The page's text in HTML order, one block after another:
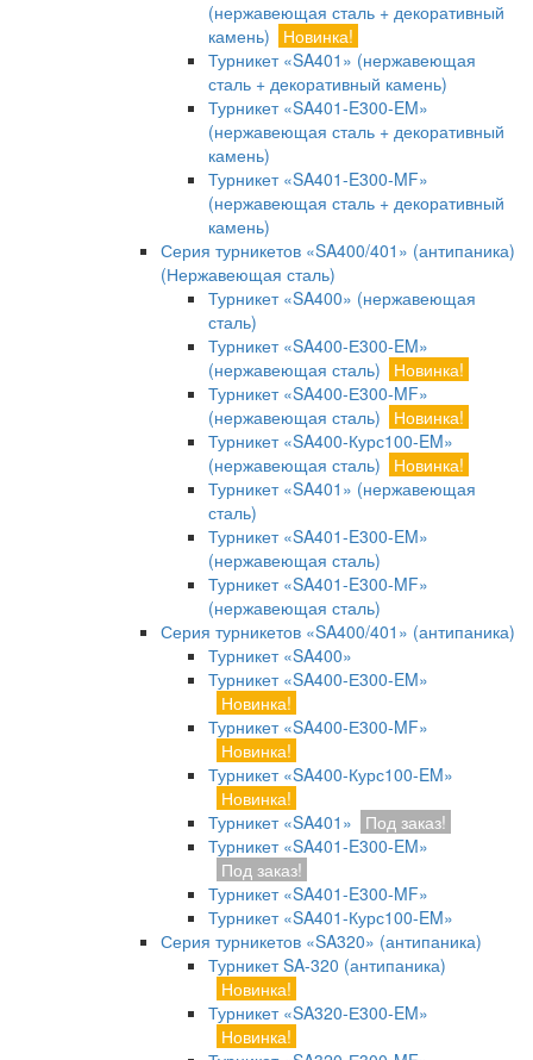
(нержавеющая сталь + декоративный
камень)
Новинка!
Турникет «SA401» (нержавеющая
сталь + декоративный камень)
Турникет «SA401-E300-EM»
(нержавеющая сталь + декоративный
камень)
Турникет «SA401-E300-MF»
(нержавеющая сталь + декоративный
камень)
Серия турникетов «SA400/401» (антипаника)
(Нержавеющая сталь)
Турникет «SA400» (нержавеющая
сталь)
Турникет «SA400-Е300-EM»
(нержавеющая сталь)
Новинка!
Турникет «SA400-Е300-MF»
(нержавеющая сталь)
Новинка!
Турникет «SA400-Курс100-EM»
(нержавеющая сталь)
Новинка!
Турникет «SA401» (нержавеющая
сталь)
Турникет «SA401-E300-EM»
(нержавеющая сталь)
Турникет «SA401-E300-MF»
(нержавеющая сталь)
Серия турникетов «SA400/401» (антипаника)
Турникет «SA400»
Турникет «SA400-Е300-EM»
Новинка!
Турникет «SA400-Е300-MF»
Новинка!
Турникет «SA400-Курс100-EM»
Новинка!
Турникет «SA401»
Под заказ!
Турникет «SA401-E300-EM»
Под заказ!
Турникет «SA401-E300-MF»
Турникет «SA401-Курс100-EM»
Серия турникетов «SA320» (антипаника)
Турникет SA-320 (антипаника)
Новинка!
Турникет «SA320-Е300-EM»
Новинка!